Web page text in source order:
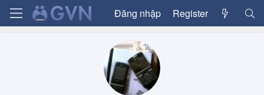
Đăng nhập Register